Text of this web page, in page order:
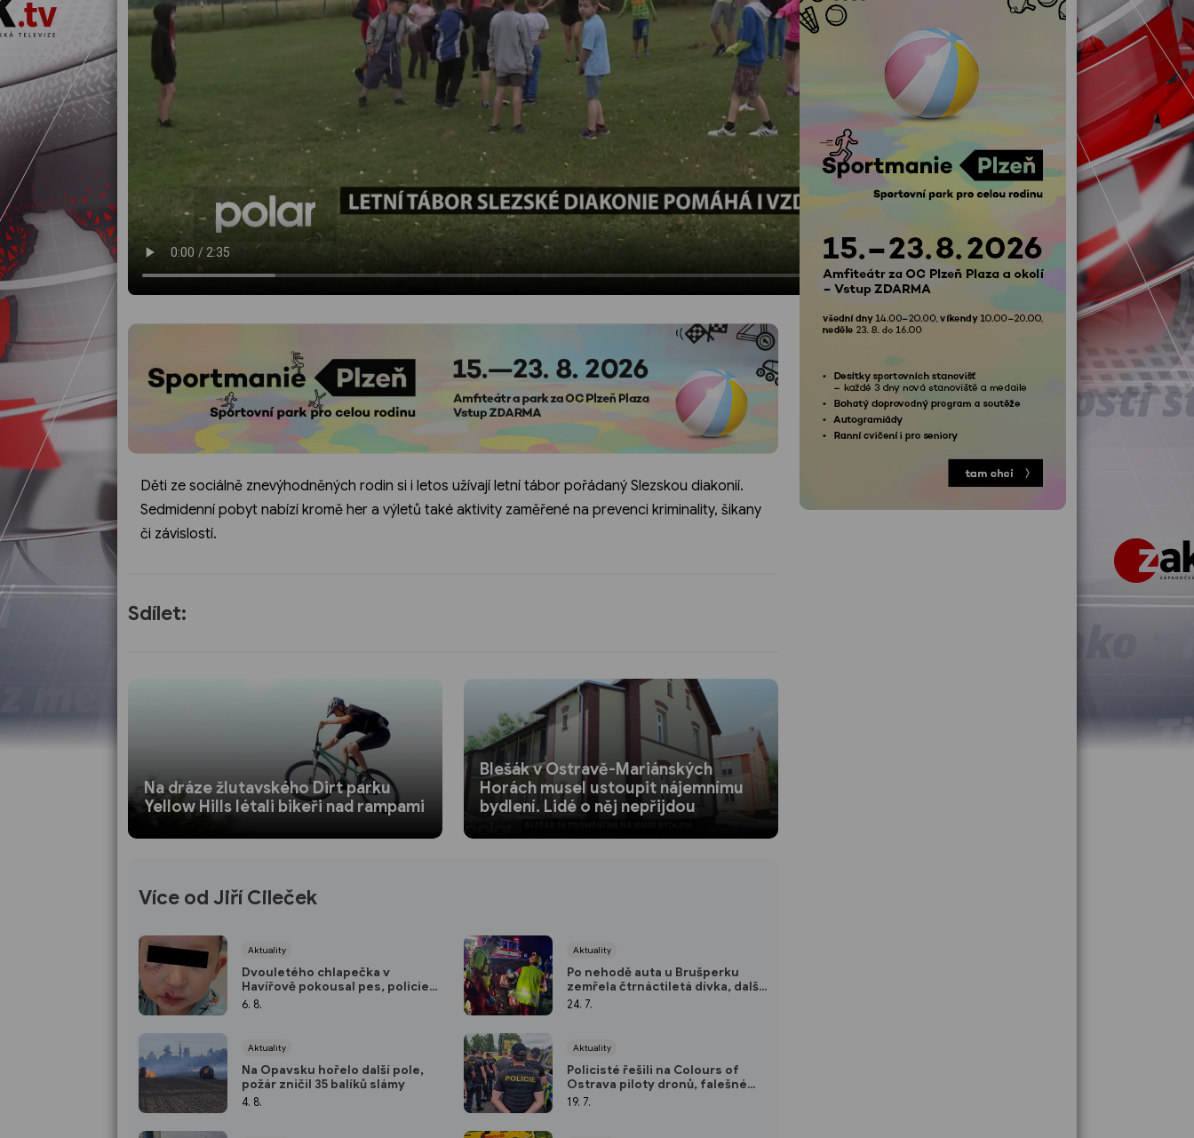
Děti ze sociálně znevýhodněných rodin si i letos užívají letní tábor pořádaný Slezskou diakonií.
Sedmidenní pobyt nabízí kromě her a výletů také aktivity zaměřené na prevenci kriminality, šikany
či závislostí.
Sdílet:
Na dráze žlutavského Dirt parku
Yellow Hills létali bikeři nad rampami
Blešák v Ostravě-Mariánských
Horách musel ustoupit nájemnímu
bydlení. Lidé o něj nepřijdou
Více od Jiří Cileček
Aktuality
Dvouletého chlapečka v
Havířově pokousal pes, policie
hledá majitele
6. 8.
Aktuality
Na Opavsku hořelo další pole,
požár zničil 35 balíků slámy
4. 8.
Aktuality
Po nehodě auta u Brušperku
zemřela čtrnáctiletá dívka, další
tři se zranily
24. 7.
Aktuality
Policisté řešili na Colours of
Ostrava piloty dronů, falešné
vstupenky i dopravní přestupky
19. 7.